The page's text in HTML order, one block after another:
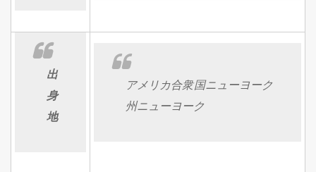
出
身
地
アメリカ合衆国ニューヨーク
州ニューヨーク